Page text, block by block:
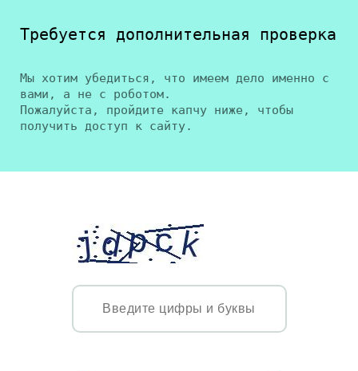
Требуется дополнительная проверка
Мы хотим убедиться, что имеем дело именно с
вами, а не с роботом.
Пожалуйста, пройдите капчу ниже, чтобы
получить доступ к сайту.